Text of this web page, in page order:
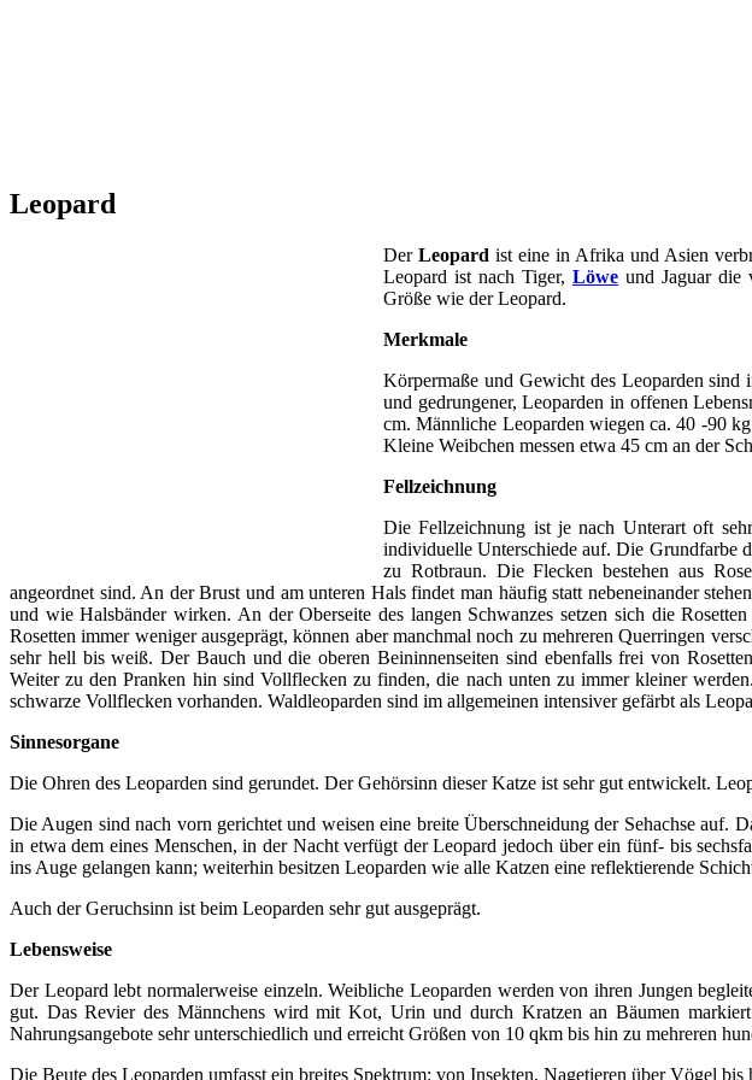
Leopard
DerLeopard ist eine in Afrika und Asien
Leopard ist nach Tiger, Löweund Jaguar die
Größe wie der Leopard.
Merkmale
Körpermaße und Gewicht des Leoparden sind
und gedrungener, Leoparden in offenen
cm. Männliche Leoparden wiegen ca. 40 -90
Kleine Weibchen messen etwa 45 cm an der
Fellzeichnung
Die Fellzeichnung ist je nach Unterart oft
individuelle Unterschiede auf. Die Grundfarbe
zu Rotbraun. Die Flecken bestehen aus
angeordnet sind. An der Brust und am unteren Hals findet man häufig statt nebeneinander
und wie Halsbänder wirken. An der Oberseite des langen Schwanzes setzen sich die
Rosetten immer weniger ausgeprägt, können aber manchmal noch zu mehreren Querringen
sehr hell bis weiß. Der Bauch und die oberen Beininnenseiten sind ebenfalls frei von
Weiter zu den Pranken hin sind Vollflecken zu finden, die nach unten zu immer kleiner
schwarze Vollflecken vorhanden. Waldleoparden sind im allgemeinen intensiver gefärbt als
Sinnesorgane
Die Ohren des Leoparden sind gerundet. Der Gehörsinn dieser Katze ist sehr gut entwickelt.
Die Augen sind nach vorn gerichtet und weisen eine breite Überschneidung der Sehachse auf.
in etwa dem eines Menschen, in der Nacht verfügt der Leopard jedoch über ein fünf- bis
ins Auge gelangen kann; weiterhin besitzen Leoparden wie alle Katzen eine reflektierende
Auch der Geruchsinn ist beim Leoparden sehr gut ausgeprägt.
Lebensweise
Der Leopard lebt normalerweise einzeln. Weibliche Leoparden werden von ihren Jungen
gut. Das Revier des Männchens wird mit Kot, Urin und durch Kratzen an Bäumen
Nahrungsangebote sehr unterschiedlich und erreicht Größen von 10 qkm bis hin zu mehreren
Die Beute des Leoparden umfasst ein breites Spektrum: von Insekten, Nagetieren über Vögel